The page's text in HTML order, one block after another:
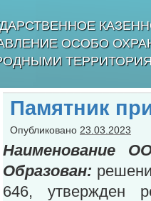
ОСОБО
Памятник
Опубликовано 23.03.2023
Наименование
Образован:
646, утвержден